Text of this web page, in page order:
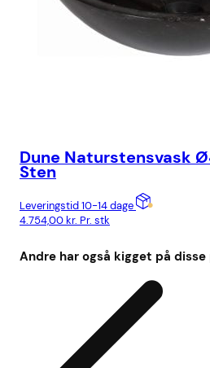
Dune Naturstensvask
Sten
Leveringstid 10-14 dage
4.754,00kr. Pr. stk
Andre har også kigget på